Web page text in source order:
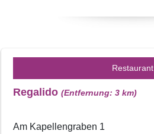
Restaurant
Regalido (Entfernung: 3 km)
Am Kapellengraben 1